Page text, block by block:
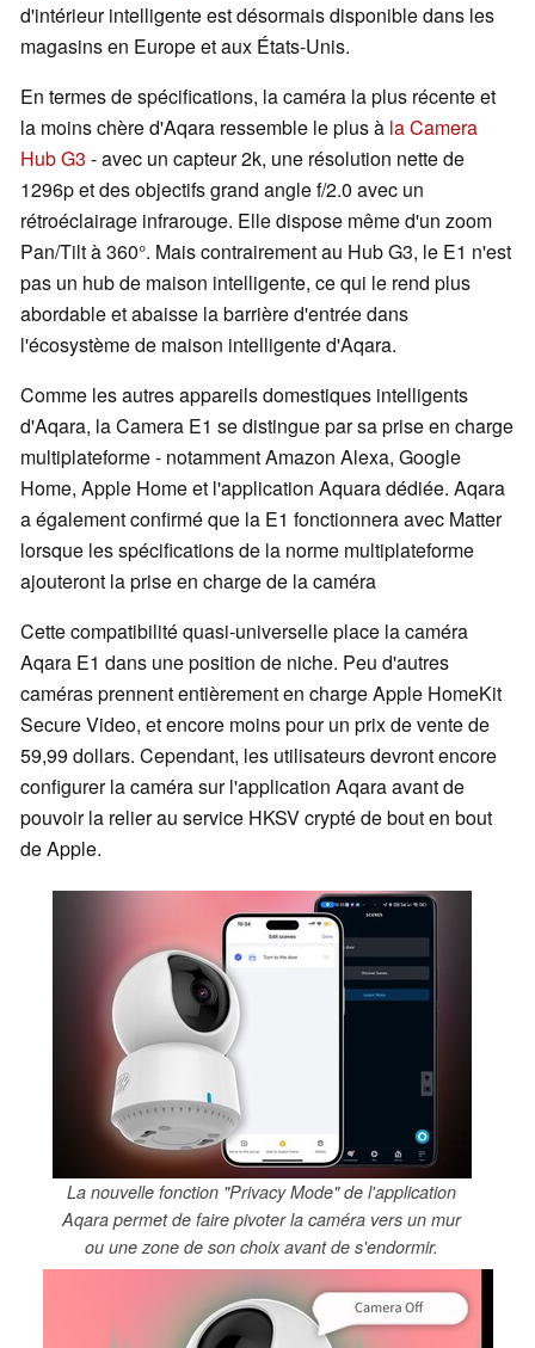
d'intérieur intelligente est désormais disponible dans les
magasins en Europe et aux États-Unis.
En termes de spécifications, la caméra la plus récente et
la moins chère d'Aqara ressemble le plus à la Camera
Hub G3 - avec un capteur 2k, une résolution nette de
1296p et des objectifs grand angle f/2.0 avec un
rétroéclairage infrarouge. Elle dispose même d'un zoom
Pan/Tilt à 360°. Mais contrairement au Hub G3, le E1 n'est
pas un hub de maison intelligente, ce qui le rend plus
abordable et abaisse la barrière d'entrée dans
l'écosystème de maison intelligente d'Aqara.
Comme les autres appareils domestiques intelligents
d'Aqara, la Camera E1 se distingue par sa prise en charge
multiplateforme - notamment Amazon Alexa, Google
Home, Apple Home et l'application Aquara dédiée. Aqara
a également confirmé que la E1 fonctionnera avec Matter
lorsque les spécifications de la norme multiplateforme
ajouteront la prise en charge de la caméra
Cette compatibilité quasi-universelle place la caméra
Aqara E1 dans une position de niche. Peu d'autres
caméras prennent entièrement en charge Apple HomeKit
Secure Video, et encore moins pour un prix de vente de
59,99 dollars. Cependant, les utilisateurs devront encore
configurer la caméra sur l'application Aqara avant de
pouvoir la relier au service HKSV crypté de bout en bout
de Apple.
La nouvelle fonction "Privacy Mode" de l'application
Aqara permet de faire pivoter la caméra vers un mur
ou une zone de son choix avant de s'endormir.